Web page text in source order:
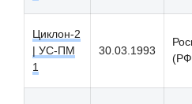
Циклон-2
| УС-ПM
1
30.03.1993